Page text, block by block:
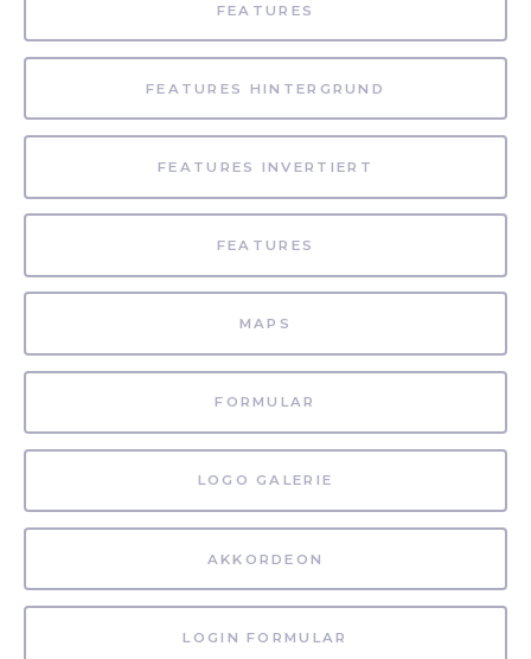
FEATURES
FEATURES HINTERGRUND
FEATURES INVERTIERT
FEATURES
MAPS
FORMULAR
LOGO GALERIE
AKKORDEON
LOGIN FORMULAR